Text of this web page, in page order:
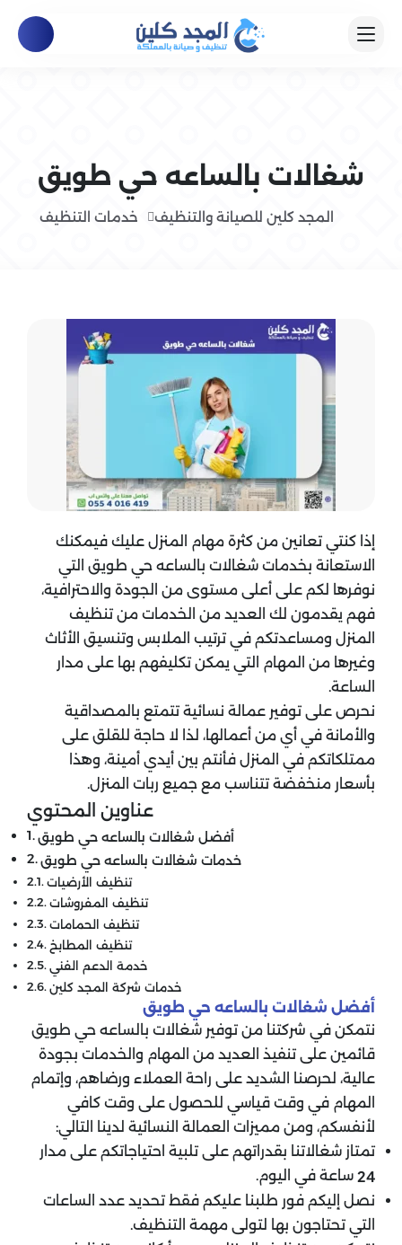
شغالات بالساعه حي طويق
المجد كلين للصيانة والتنظيف خدمات التنظيف
إذا كنتي تعانين من كثرة مهام المنزل عليك فيمكنك
الاستعانة بخدمات شغالات بالساعه حي طويق التي
نوفرها لكم على أعلى مستوى من الجودة والاحترافية،
فهم يقدمون لك العديد من الخدمات من تنظيف
المنزل ومساعدتكم في ترتيب الملابس وتنسيق الأثاث
وغيرها من المهام التي يمكن تكليفهم بها على مدار
الساعة.
نحرص على توفير عمالة نسائية تتمتع بالمصداقية
والأمانة في أي من أعمالها، لذا لا حاجة للقلق على
ممتلكاتكم في المنزل فأنتم بين أيدي أمينة، وهذا
بأسعار منخفضة تتناسب مع جميع ربات المنزل.
عناوين المحتوي
أفضل شغالات بالساعه حي طويق
خدمات شغالات بالساعه حي طويق
تنظيف الأرضيات
تنظيف المفروشات
تنظيف الحمامات
تنظيف المطابخ
خدمة الدعم الفني
خدمات شركة المجد كلين
أفضل شغالات بالساعه حي طويق
نتمكن في شركتنا من توفير شغالات بالساعه حي طويق
قائمين على تنفيذ العديد من المهام والخدمات بجودة
عالية، لحرصنا الشديد على راحة العملاء ورضاهم، وإتمام
المهام في وقت قياسي للحصول على وقت كافي
لأنفسكم، ومن مميزات العمالة النسائية لدينا التالي:
تمتاز شغالاتنا بقدراتهم على تلبية احتياجاتكم على مدار
24 ساعة في اليوم.
نصل إليكم فور طلبنا عليكم فقط تحديد عدد الساعات
التي تحتاجون بها لتولى مهمة التنظيف.